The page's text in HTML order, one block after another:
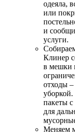
одеяла,
или
и
услуги.
Клинер
в мешки
отходы –
уборкой.
пакеты
для
Меняем